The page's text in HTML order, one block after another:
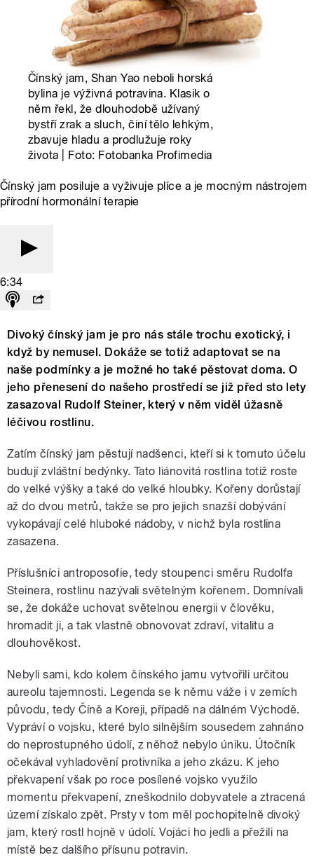
Čínský jam, Shan Yao neboli horská
bylina je výživná potravina. Klasik o
něm řekl, že dlouhodobě užívaný
bystří zrak a sluch, činí tělo lehkým,
zbavuje hladu a prodlužuje roky
života | Foto: Fotobanka Profimedia
Čínský jam posiluje a vyživuje plíce a je mocným nástrojem
přírodní hormonální terapie
6:34
Divoký čínský jam je pro nás stále trochu exotický, i
když by nemusel. Dokáže se totiž adaptovat se na
naše podmínky a je možné ho také pěstovat doma. O
jeho přenesení do našeho prostředí se již před sto lety
zasazoval Rudolf Steiner, který v něm viděl úžasně
léčivou rostlinu.
Zatím čínský jam pěstují nadšenci, kteří si k tomuto účelu
budují zvláštní bedýnky. Tato liánovitá rostlina totiž roste
do velké výšky a také do velké hloubky. Kořeny dorůstají
až do dvou metrů, takže se pro jejich snazší dobývání
vykopávají celé hluboké nádoby, v nichž byla rostlina
zasazena.
Příslušníci antroposofie, tedy stoupenci směru Rudolfa
Steinera, rostlinu nazývali světelným kořenem. Domnívali
se, že dokáže uchovat světelnou energii v člověku,
hromadit ji, a tak vlastně obnovovat zdraví, vitalitu a
dlouhověkost.
Nebyli sami, kdo kolem čínského jamu vytvořili určitou
aureolu tajemnosti. Legenda se k němu váže i v zemích
původu, tedy Číně a Koreji, případě na dálném Východě.
Vypráví o vojsku, které bylo silnějším sousedem zahnáno
do neprostupného údolí, z něhož nebylo úniku. Útočník
očekával vyhladovění protivníka a jeho zkázu. K jeho
překvapení však po roce posílené vojsko využilo
momentu překvapení, zneškodnilo dobyvatele a ztracená
území získalo zpět. Prsty v tom měl pochopitelně divoký
jam, který rostl hojně v údolí. Vojáci ho jedli a přežili na
místě bez dalšího přísunu potravin.